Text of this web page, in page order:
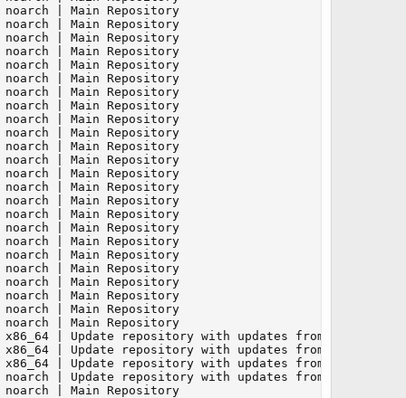
| Main Repository
| Main Repository
| Main Repository
| Main Repository
| Main Repository
| Main Repository
| Main Repository
| Main Repository
| Main Repository
| Main Repository
| Main Repository
| Main Repository
| Main Repository
| Main Repository
| Main Repository
| Main Repository
| Main Repository
| Main Repository
| Main Repository
| Main Repository
| Main Repository
| Main Repository
| Main Repository
| Main Repository
repository with updates from SUSE Linux
repository with updates from SUSE Linux
Update repository with updates from SUSE Linux
repository with updates from SUSE Linux
| Main Repository